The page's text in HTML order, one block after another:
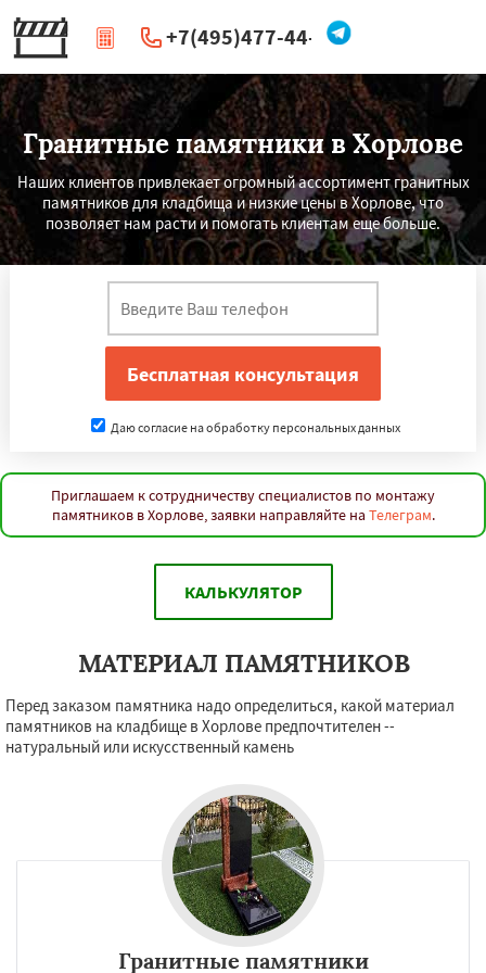
+7(495)477-44-66
| Перезвоните мне
Гранитные памятники в Хорлове
Наших клиентов привлекает огромный ассортимент гранитных
памятников для кладбища и низкие цены в Хорлове, что
позволяет нам расти и помогать клиентам еще больше.
Даю согласие на обработку персональных данных
Приглашаем к сотрудничеству специалистов по монтажу
памятников в Хорлове, заявки направляйте на Телеграм.
КАЛЬКУЛЯТОР
МАТЕРИАЛ ПАМЯТНИКОВ
Перед заказом памятника надо определиться, какой материал
памятников на кладбище в Хорлове предпочтителен --
натуральный или искусственный камень
Гранитные памятники